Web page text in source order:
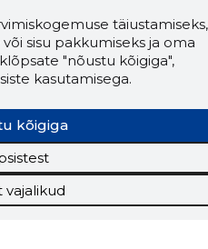
täiustamiseks,
sisu pakkumiseks ja oma
"nõustu kõigiga",
kasutamisega.
kõigiga
vajalikud